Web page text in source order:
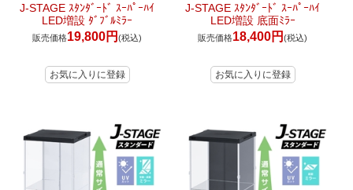
J-STAGE ｽﾀﾝﾀﾞｰﾄﾞ ｽｰﾊﾟｰﾊｲ
LED増設 ﾀﾞﾌﾞﾙﾐﾗｰ
販売価格19,800円(税込)
J-STAGE ｽﾀﾝﾀﾞｰﾄﾞ ｽｰﾊﾟｰﾊｲ
LED増設 底面ﾐﾗｰ
販売価格18,400円(税込)